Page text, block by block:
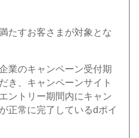
たすお客さまが対象とな
業のキャンペーン受付期
き、キャンペーンサイト
ントリー期間内にキャン
正常に完了しているdポイ